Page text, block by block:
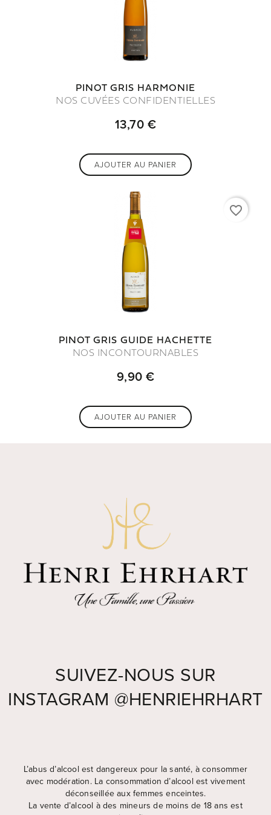
PINOT GRIS HARMONIE
NOS CUVÉES CONFIDENTIELLES
13,70 €
AJOUTER AU PANIER
PINOT GRIS GUIDE HACHETTE
NOS INCONTOURNABLES
9,90 €
AJOUTER AU PANIER
favorite_border
SUIVEZ-NOUS SUR
INSTAGRAM @HENRIEHRHART
L’abus d’alcool est dangereux pour la santé, à consommer
avec modération. La consommation d’alcool est vivement
déconseillée aux femmes enceintes.
La vente d’alcool à des mineurs de moins de 18 ans est